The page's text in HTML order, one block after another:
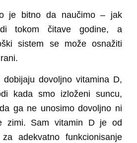
je bitno da naučimo – jak
tokom čitave godine, a
sistem se može osnažiti
dovoljno vitamina D,
kada smo izloženi suncu,
ga ne unosimo dovoljno ni
zimi. Sam vitamin D je od
adekvatno funkcionisanje